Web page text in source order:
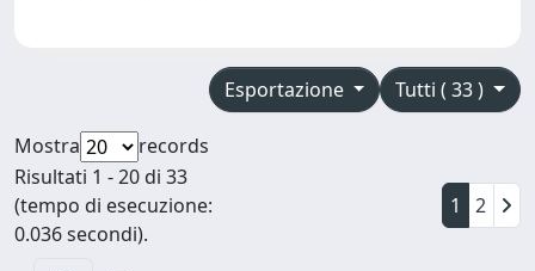
Tutti ( 33 )
Esportazione
Mostra
records
Risultati 1 - 20 di 33
(tempo di esecuzione:
0.036 secondi).
1 2